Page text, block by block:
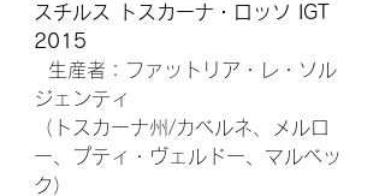
スチルス トスカーナ・ロッソ IGT
2015
ジェンティ
（トスカーナ州/カベルネ、メルロ
ー、プティ・ヴェルドー、マルベッ
ク）